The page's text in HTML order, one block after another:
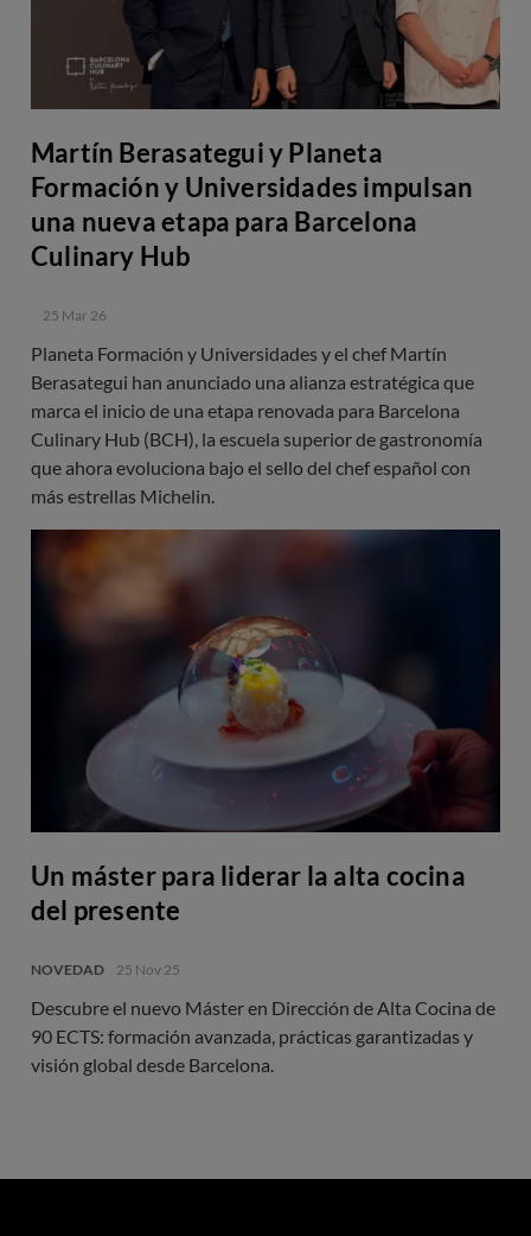
Martín Berasategui y Planeta
Formación y Universidades impulsan
una nueva etapa para Barcelona
Culinary Hub
25 Mar 26
Planeta Formación y Universidades y el chef Martín
Berasategui han anunciado una alianza estratégica que
marca el inicio de una etapa renovada para Barcelona
Culinary Hub (BCH), la escuela superior de gastronomía
que ahora evoluciona bajo el sello del chef español con
más estrellas Michelin.
Un máster para liderar la alta cocina
del presente
NOVEDAD 25 Nov 25
Descubre el nuevo Máster en Dirección de Alta Cocina de
90 ECTS: formación avanzada, prácticas garantizadas y
visión global desde Barcelona.